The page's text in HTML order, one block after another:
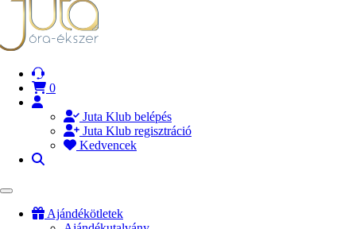
0
Juta Klub belépés
Juta Klub regisztráció
Kedvencek
Ajándékötletek